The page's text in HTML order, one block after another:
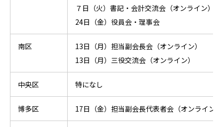
７日（火）書記・会計交流会（オンライン）
24日（金）役員会・理事会
南区
13日（月）担当副会長会（オンライン）
13日（月）三役交流会（オンライン）
中央区 特になし
博多区 17日（金）担当副会長代表者会（オンライン）